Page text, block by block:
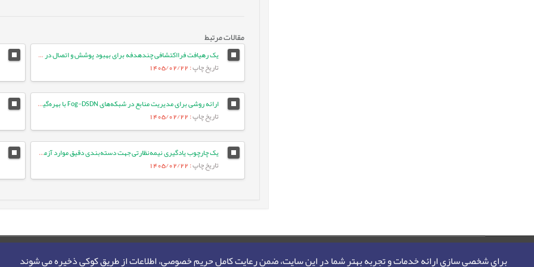
برای شخصی سازی ارائه خدمات و تجربه بهتر شما در این سایت، ضمن رعایت کامل حریم خصوصی، اطلاعات از طریق کوکی ذخیره می شوند
مقالات مرتبط
یک رهیافت فرااکتشافی چندهدفه برای بهبود پوشش و اتصال در شبکه‌های حسگر بی‌سیم
تاریخ چاپ: 1405/02/22
ارائه روشی برای مدیریت منابع در شبکه‌های Fog-DSDN با بهره‌گیری از معماری میکروسرویس و شبکه‌های ESN
تاریخ چاپ: 1405/02/22
یک چارچوب یادگیری نیمه‌نظارتی جهت دسته‌بندی دقیق موارد آزمون با بهره‌گیری از تعبیه‌های زبانی و ویژگی‌های معنایی متن
تاریخ چاپ: 1405/02/22